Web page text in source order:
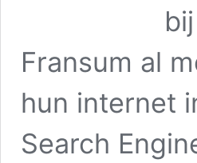
Fransum al
hun internet
Search